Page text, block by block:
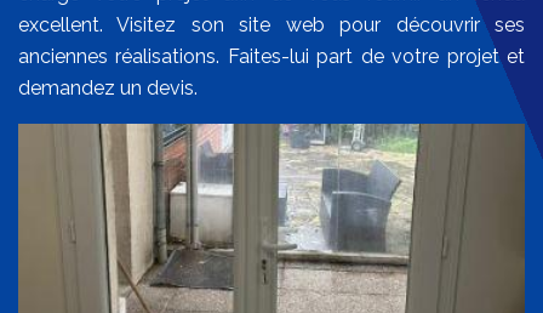
excellent. Visitez son site web pour découvrir ses
anciennes réalisations. Faites-lui part de votre projet et
demandez un devis.